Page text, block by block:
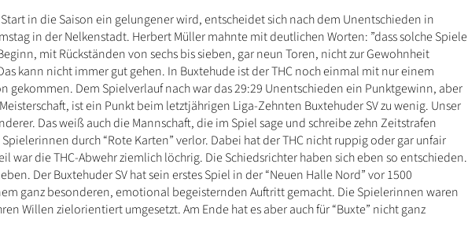
in die Saison ein gelungener wird, entscheidet sich nach dem Unentschieden in
in der Nelkenstadt. Herbert Müller mahnte mit deutlichen Worten: ”dass solche Spiele
mit Rückständen von sechs bis sieben, gar neun Toren, nicht zur Gewohnheit
kann nicht immer gut gehen. In Buxtehude ist der THC noch einmal mit nur einem
gekommen. Dem Spielverlauf nach war das 29:29 Unentschieden ein Punktgewinn, aber
ist ein Punkt beim letztjährigen Liga-Zehnten Buxtehuder SV zu wenig. Unser
Das weiß auch die Mannschaft, die im Spiel sage und schreibe zehn Zeitstrafen
durch “Rote Karten” verlor. Dabei hat der THC nicht ruppig oder gar unfair
war die THC-Abwehr ziemlich löchrig. Die Schiedsrichter haben sich eben so entschieden.
Der Buxtehuder SV hat sein erstes Spiel in der “Neuen Halle Nord” vor 1500
ganz besonderen, emotional begeisternden Auftritt gemacht. Die Spielerinnen waren
Willen zielorientiert umgesetzt. Am Ende hat es aber auch für “Buxte” nicht ganz